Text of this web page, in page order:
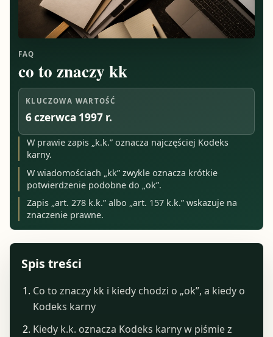
FAQ
co to znaczy kk
KLUCZOWA WARTOŚĆ
6 czerwca 1997 r.
W prawie zapis „k.k.” oznacza najczęściej Kodeks
karny.
W wiadomościach „kk” zwykle oznacza krótkie
potwierdzenie podobne do „ok”.
Zapis „art. 278 k.k.” albo „art. 157 k.k.” wskazuje na
znaczenie prawne.
Spis treści
Co to znaczy kk i kiedy chodzi o „ok”, a kiedy o
Kodeks karny
Kiedy k.k. oznacza Kodeks karny w piśmie z